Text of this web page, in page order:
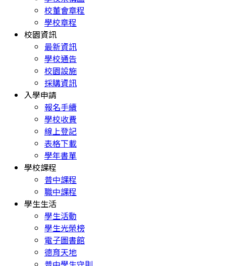
校董會章程
學校章程
校園資訊
最新資訊
學校通告
校園設施
採購資訊
入學申請
報名手續
學校收費
線上登記
表格下載
學年書單
學校課程
普中課程
職中課程
學生生活
學生活動
學生光榮榜
電子圖書館
德育天地